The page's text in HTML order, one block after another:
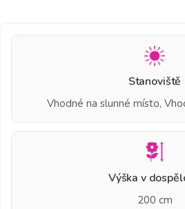
Stanoviště
Vhodné na slunné místo,
Výška v
200 cm